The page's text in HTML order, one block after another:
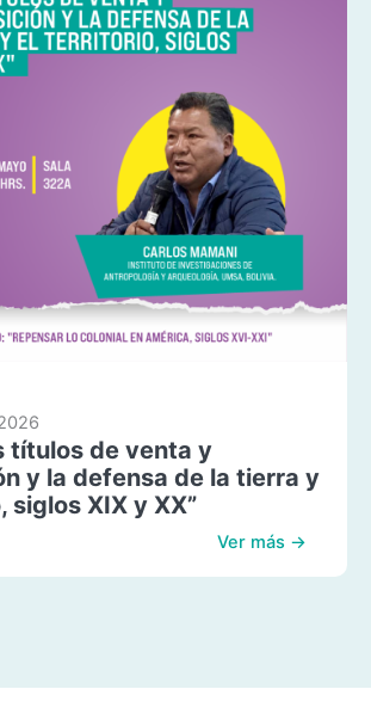
títulos de venta y
y la defensa de la tierra y
XIX y XX”
Ver más →